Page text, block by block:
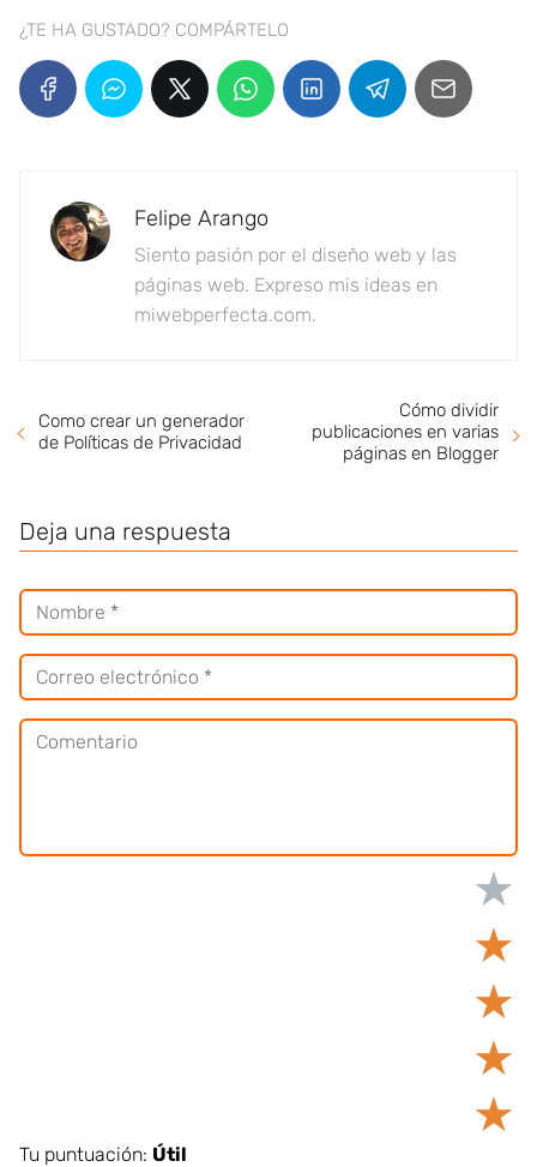
¿TE HA GUSTADO? COMPÁRTELO
Felipe Arango
Siento pasión por el diseño web y las
páginas web. Expreso mis ideas en
miwebperfecta.com.
Como crear un generador
de Políticas de Privacidad
Cómo dividir
publicaciones en varias
páginas en Blogger
Deja una respuesta
★
★
★
★
★
Tu puntuación: Útil